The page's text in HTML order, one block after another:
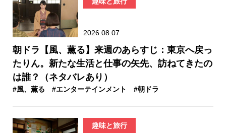
2026.08.07
朝ドラ【風、薫る】来週のあらすじ：東京へ戻っ
たりん。新たな生活と仕事の矢先、訪ねてきたの
は誰？（ネタバレあり）
#風、薫る #エンターテインメント #朝ドラ
趣味と旅行